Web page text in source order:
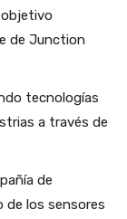
de Junction
tecnologías
a través de
de
de los sensores